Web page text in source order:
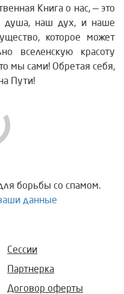
Книга о нас, — это
душа, наш дух, и наше
которое может
вселенскую красоту
мы сами! Обретая себя,
Пути!
борьбы со спамом.
данные
Сессии
Политика конф.